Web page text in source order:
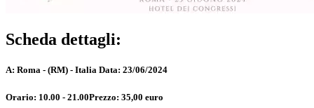
Scheda dettagli:
A: Roma - (RM) - Italia Data: 23/06/2024
Orario: 10.00 - 21.00Prezzo: 35,00 euro